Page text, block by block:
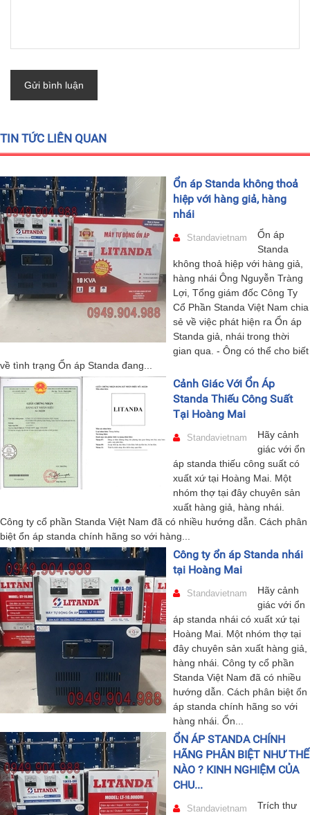
Gửi bình luận
TIN TỨC LIÊN QUAN
Ổn áp Standa không thoả
hiệp với hàng giả, hàng
nhái
Standavietnam
Ổn áp
Standa
không thoả hiệp với hàng giả,
hàng nhái Ông Nguyễn Tràng
Lợi, Tổng giám đốc Công Ty
Cổ Phần Standa Việt Nam chia
sẻ về việc phát hiện ra Ổn áp
Standa giả, nhái trong thời
gian qua. - Ông có thể cho biết
về tình trạng Ổn áp Standa đang...
Cảnh Giác Với Ổn Áp
Standa Thiếu Công Suất
Tại Hoàng Mai
Standavietnam
Hãy cảnh
giác với ổn
áp standa thiếu công suất có
xuất xứ tại Hoàng Mai. Một
nhóm thợ tại đây chuyên sản
xuất hàng giả, hàng nhái.
Công ty cổ phần Standa Việt Nam đã có nhiều hướng dẫn. Cách phân
biệt ổn áp standa chính hãng so với hàng...
Công ty ổn áp Standa nhái
tại Hoàng Mai
Standavietnam
Hãy cảnh
giác với ổn
áp standa nhái có xuất xứ tại
Hoàng Mai. Một nhóm thợ tại
đây chuyên sản xuất hàng giả,
hàng nhái. Công ty cổ phần
Standa Việt Nam đã có nhiều
hướng dẫn. Cách phân biệt ổn
áp standa chính hãng so với
hàng nhái. Ổn...
ỔN ÁP STANDA CHÍNH
HÃNG PHÂN BIỆT NHƯ THẾ
NÀO ? KINH NGHIỆM CỦA
CHU...
Standavietnam
Trích thư